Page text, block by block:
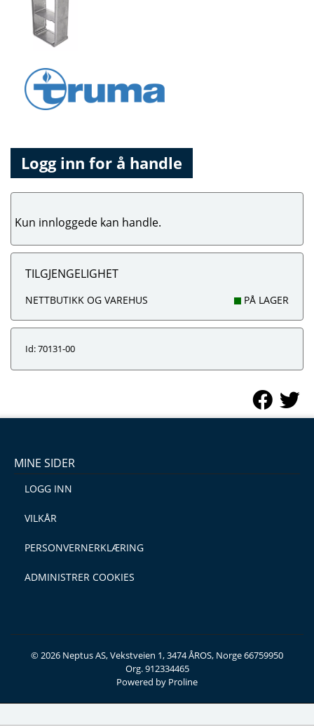
Logg inn for å handle
Kun innloggede kan handle.
TILGJENGELIGHET
NETTBUTIKK OG VAREHUS PÅ LAGER
Id: 70131-00
MINE SIDER
LOGG INN
VILKÅR
PERSONVERNERKLÆRING
ADMINISTRER COOKIES
© 2026 Neptus AS, Vekstveien 1, 3474 ÅROS, Norge 66759950
Org. 912334465
Powered by Proline